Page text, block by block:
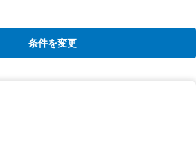
条件を変更